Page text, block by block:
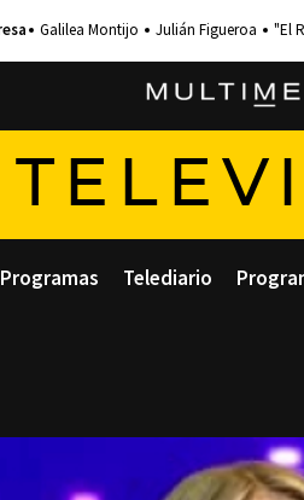
Galilea Montijo Julián Figueroa "El
Programas Telediario